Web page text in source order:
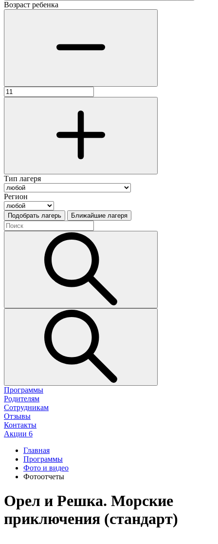
Возраст ребенка
Тип лагеря
Регион
Подобрать лагерь Ближайшие лагеря
Программы
Родителям
Сотрудникам
Отзывы
Контакты
Акции 6
Главная
Программы
Фото и видео
Фотоотчеты
Орел и Решка. Морские
приключения (стандарт)